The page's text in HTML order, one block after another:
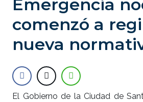
Emergencia
comenzó a
nueva
El Gobierno de la Ciudad de